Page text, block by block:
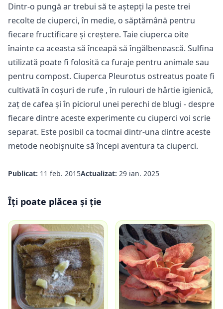
Dintr-o pungă ar trebui să te aștepți la peste trei
recolte de ciuperci, în medie, o săptămână pentru
fiecare fructificare și creștere. Taie ciuperca oite
înainte ca aceasta să înceapă să îngălbenească. Sulfina
utilizată poate fi folosită ca furaje pentru animale sau
pentru compost. Ciuperca Pleurotus ostreatus poate fi
cultivată în coșuri de rufe , în rulouri de hârtie igienică,
zaț de cafea și în piciorul unei perechi de blugi - despre
fiecare dintre aceste experimente cu ciuperci voi scrie
separat. Este posibil ca tocmai dintr-una dintre aceste
metode neobișnuite să începi aventura ta ciuperci.
Publicat: 11 feb. 2015Actualizat: 29 ian. 2025
Îți poate plăcea și ție